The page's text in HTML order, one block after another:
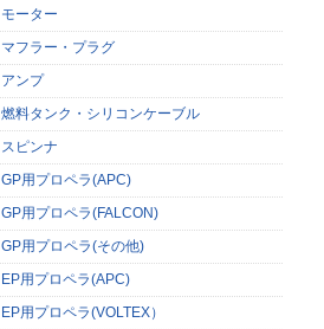
モーター
マフラー・プラグ
アンプ
燃料タンク・シリコンケーブル
スピンナ
GP用プロペラ(APC)
GP用プロペラ(FALCON)
GP用プロペラ(その他)
EP用プロペラ(APC)
EP用プロペラ(VOLTEX）